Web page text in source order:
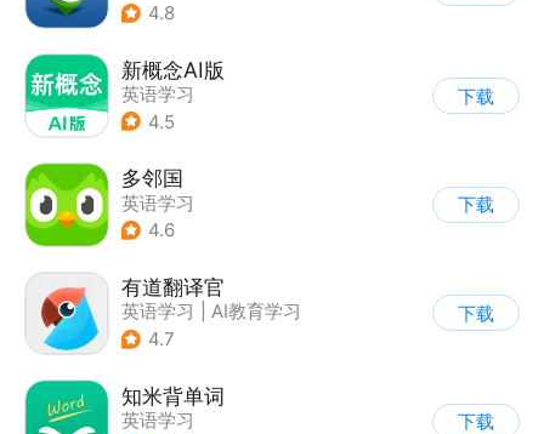
4.8
新概念AI版
英语学习
4.5
下载
多邻国
英语学习
4.6
下载
有道翻译官
英语学习
AI教育学习
4.7
下载
知米背单词
英语学习
下载